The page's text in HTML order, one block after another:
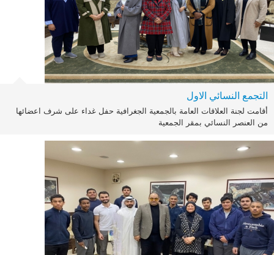
التجمع النسائي الاول
أقامت لجنة العلاقات العامة بالجمعية الجغرافية حفل غداء على شرف اعضائها
من العنصر النسائي بمقر الجمعية